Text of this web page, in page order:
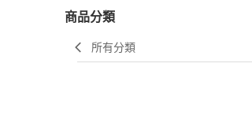
商品分類
所有分類